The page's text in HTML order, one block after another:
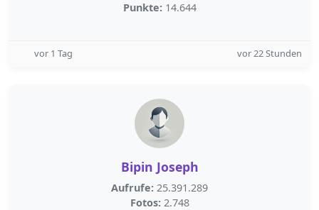
Punkte: 14.644
vor 1 Tag vor 22 Stunden
Bipin Joseph
Aufrufe: 25.391.289
Fotos: 2.748